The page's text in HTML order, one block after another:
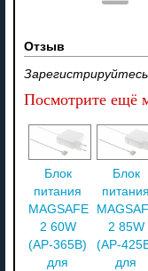
Отзыв
Посмотрите ещё
Блок
питания
MAGSAFE
2 60W
(AP-365B)
для
Блок
питания
2 85W
(AP-
для